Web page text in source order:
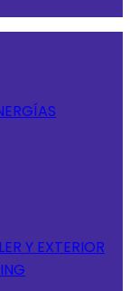
Y EXTERIOR